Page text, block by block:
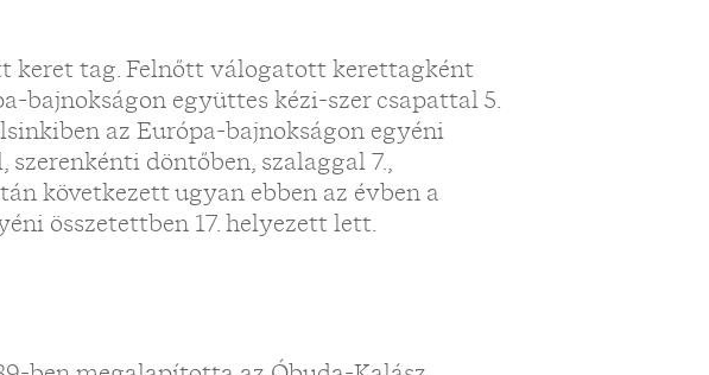
keret tag. Felnőtt válogatott kerettagként
bajnokságon együttes kézi-szer csapattal 5.
az Európa-bajnokságon egyéni
szerenkénti döntőben, szalaggal 7.,
következett ugyan ebben az évben a
összetettben 17. helyezett lett.